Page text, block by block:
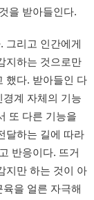
을 받아들인다.
그리고 인간에게
지하는 것으로만
했다. 받아들인 다
계 자체의 기능
또 다른 기능을
달하는 길에 따라
반응이다. 뜨거
지만 하는 것이 아
을 얼른 자극해